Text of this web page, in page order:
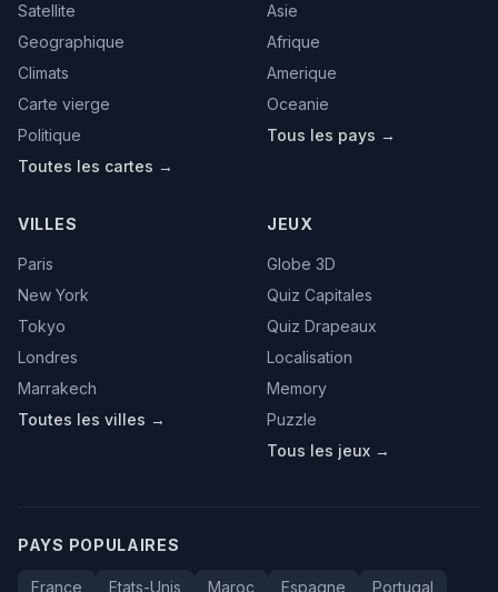
Satellite
Geographique
Climats
Carte vierge
Politique
Toutes les cartes →
Asie
Afrique
Amerique
Oceanie
Tous les pays →
VILLES
Paris
New York
Tokyo
Londres
Marrakech
Toutes les villes →
JEUX
Globe 3D
Quiz Capitales
Quiz Drapeaux
Localisation
Memory
Puzzle
Tous les jeux →
PAYS POPULAIRES
France Etats-Unis Maroc Espagne Portugal